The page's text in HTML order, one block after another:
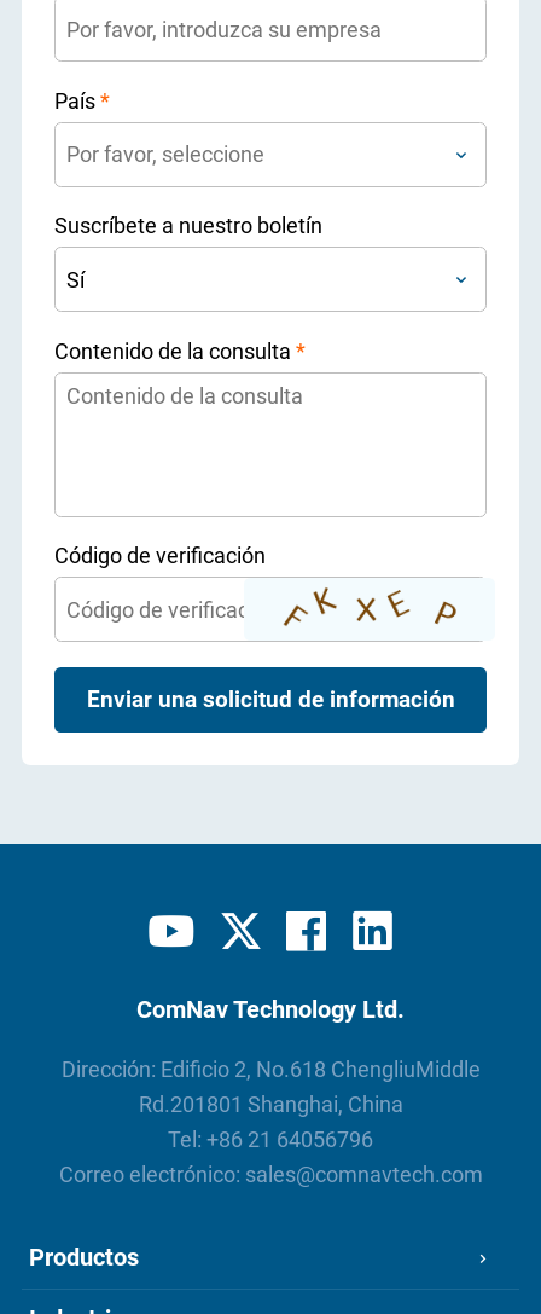
País*
Suscríbete a nuestro boletín
Contenido de la consulta *
Código de verificación
Enviar una solicitud de información
ComNav Technology Ltd.
Dirección: Edificio 2, No.618 ChengliuMiddle
Rd.201801 Shanghai, China
Tel: +86 21 64056796
Correo electrónico: sales@comnavtech.com
Productos